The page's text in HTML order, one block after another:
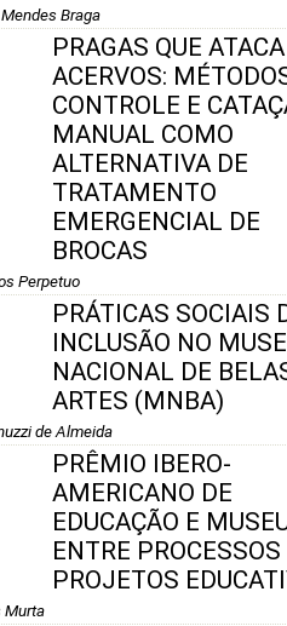
Braga
PRAGAS QUE
ACERVOS:
CONTROLE E
MANUAL COMO
ALTERNATIVA DE
TRATAMENTO
EMERGENCIAL DE
BROCAS
Perpetuo
PRÁTICAS SOCIAIS
INCLUSÃO NO
NACIONAL DE
ARTES (MNBA)
de Almeida
PRÊMIO IBERO-
AMERICANO DE
EDUCAÇÃO E
ENTRE PROCESSOS
PROJETOS
Murta